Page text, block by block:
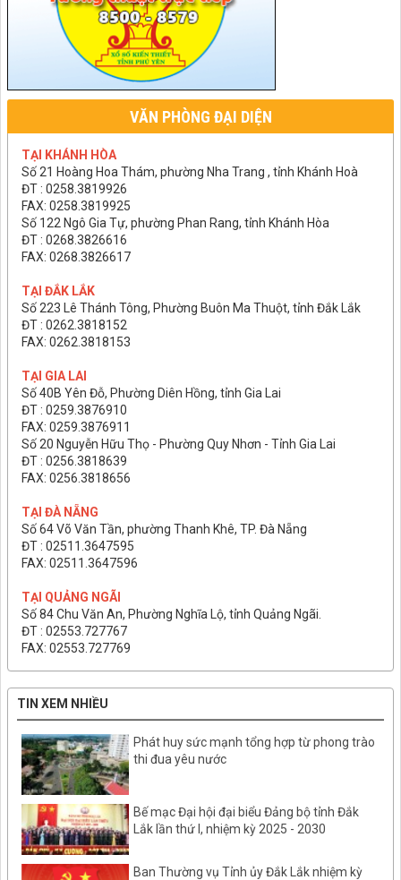
VĂN PHÒNG ĐẠI DIỆN
TẠI KHÁNH HÒA
Số 21 Hoàng Hoa Thám, phường Nha Trang , tỉnh Khánh Hoà
ĐT : 0258.3819926
FAX: 0258.3819925
Số 122 Ngô Gia Tự, phường Phan Rang, tỉnh Khánh Hòa
ĐT : 0268.3826616
FAX: 0268.3826617
TẠI ĐẮK LẮK
Số 223 Lê Thánh Tông, Phường Buôn Ma Thuột, tỉnh Đắk Lắk
ĐT : 0262.3818152
FAX: 0262.3818153
TẠI GIA LAI
Số 40B Yên Đỗ, Phường Diên Hồng, tỉnh Gia Lai
ĐT : 0259.3876910
FAX: 0259.3876911
Số 20 Nguyễn Hữu Thọ - Phường Quy Nhơn - Tỉnh Gia Lai
ĐT : 0256.3818639
FAX: 0256.3818656
TẠI ĐÀ NẴNG
Số 64 Võ Văn Tần, phường Thanh Khê, TP. Đà Nẵng
ĐT : 02511.3647595
FAX: 02511.3647596
TẠI QUẢNG NGÃI
Số 84 Chu Văn An, Phường Nghĩa Lộ, tỉnh Quảng Ngãi.
ĐT : 02553.727767
FAX: 02553.727769
TIN XEM NHIỀU
Phát huy sức mạnh tổng hợp từ phong trào
thi đua yêu nước
Bế mạc Đại hội đại biểu Đảng bộ tỉnh Đắk
Lắk lần thứ I, nhiệm kỳ 2025 - 2030
Ban Thường vụ Tỉnh ủy Đắk Lắk nhiệm kỳ